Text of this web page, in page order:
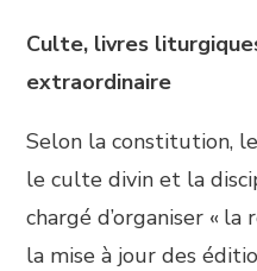
Culte, livres
extraordinaire
Selon la constitution,
le culte divin et la
chargé d’organiser «
la mise à jour des